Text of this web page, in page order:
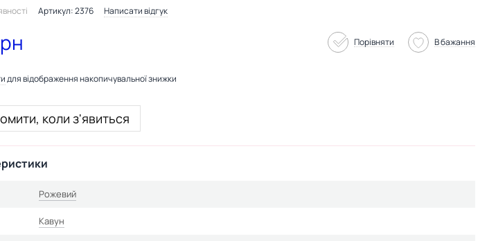
Артикул: 2376 Написати відгук
Порівняти В бажання
для відображення накопичувальної знижки
коли з'явиться
Рожевий
Кавун